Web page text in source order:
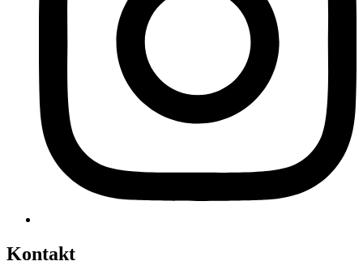
Kontakt